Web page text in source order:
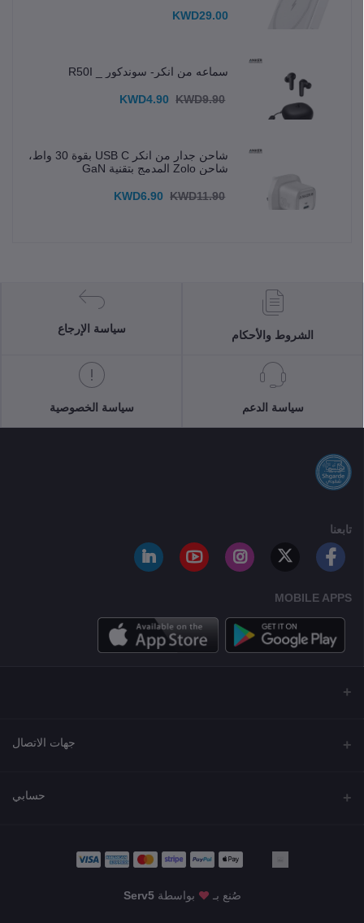
KWD29.00
سماعه من انكر- سوندكور _ R50I
KWD4.90 KWD9.90
شاحن جدار من انكر USB C بقوة 30 واط،
شاحن Zolo المدمج بتقنية GaN
KWD6.90 KWD11.90
الشروط والأحكام
سياسة الإرجاع
سياسة الدعم سياسة الخصوصية
تابعنا
MOBILE APPS
جهات الاتصال
حسابي
صُنع بـ بواسطة Serv5